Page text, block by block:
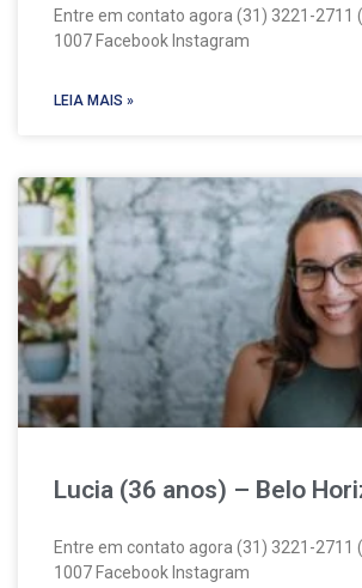
Entre em contato agora (31) 3221-2711
1007 Facebook Instagram
LEIA MAIS »
Lucia (36 anos) – Belo
Entre em contato agora (31) 3221-2711
1007 Facebook Instagram